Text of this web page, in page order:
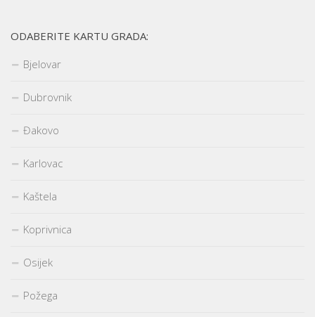
ODABERITE KARTU GRADA:
Bjelovar
Dubrovnik
Đakovo
Karlovac
Kaštela
Koprivnica
Osijek
Požega